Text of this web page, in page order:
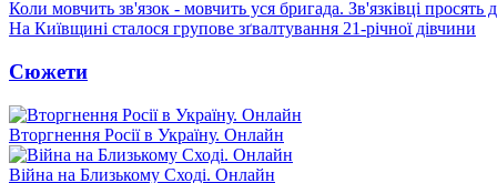
Коли мовчить зв'язок - мовчить уся бригада. Зв'язківці просять
На Київщині сталося групове зґвалтування 21-річної дівчини
Сюжети
Вторгнення Росії в Україну. Онлайн
Війна на Близькому Сході. Онлайн